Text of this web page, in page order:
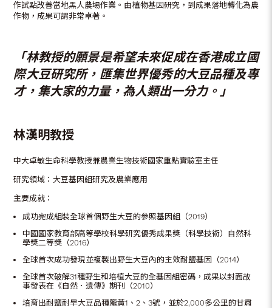
作試點改善當地黑人農場作業。由植物基因研究，到成果落地轉化為農
作物，成果可謂非常卓著。
「林教授的願景是希望未來促成在香港成立國
際大豆研究所，匯集世界優秀的大豆品種及專
才，集大家的力量，為人類出一分力。」
林漢明教授
中大卓敏生命科學教授兼農業生物技術國家重點實驗室主任
研究領域：大豆基因組研究及農業應用
主要成就：
成功完成組裝全球首個野生大豆的參照基因組（2019）
中國國家教育部高等學校科學研究優秀成果獎（科學技術）自然科
學獎二等獎（2016）
全球首次成功發現並複製出野生大豆內的主效耐鹽基因（2014）
全球首次破解31種野生和培植大豆的全基因組密碼，成果以封面故
事發表在《自然．遺傳》期刊（2010）
培育出耐鹽耐旱大豆品種隴黃1、2、3號，並於2,000多公里的甘肅